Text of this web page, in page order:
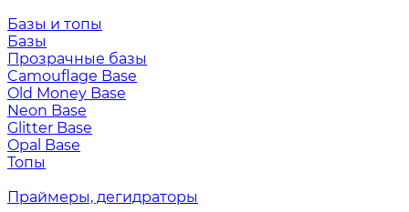
Базы и топы
Базы
Прозрачные базы
Camouflage Base
Old Money Base
Neon Base
Glitter Base
Opal Base
Топы
Праймеры, дегидраторы